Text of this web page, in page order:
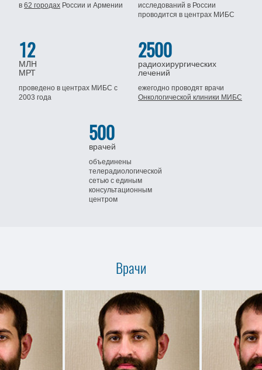
в62 городах Россиии Армении
исследований в России
проводится в центрах МИБС
12
МЛН
МРТ
проведено в центрах МИБСс
2003 года
2500
радиохирургических
лечений
ежегодно проводят врачи
Онкологической клиники МИБС
500
врачей
объединены
телерадиологической
сетью с единым
консультационным
центром
Врачи